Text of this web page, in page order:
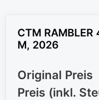
CTM
M, 2026
Original Preis
Preis (inkl.